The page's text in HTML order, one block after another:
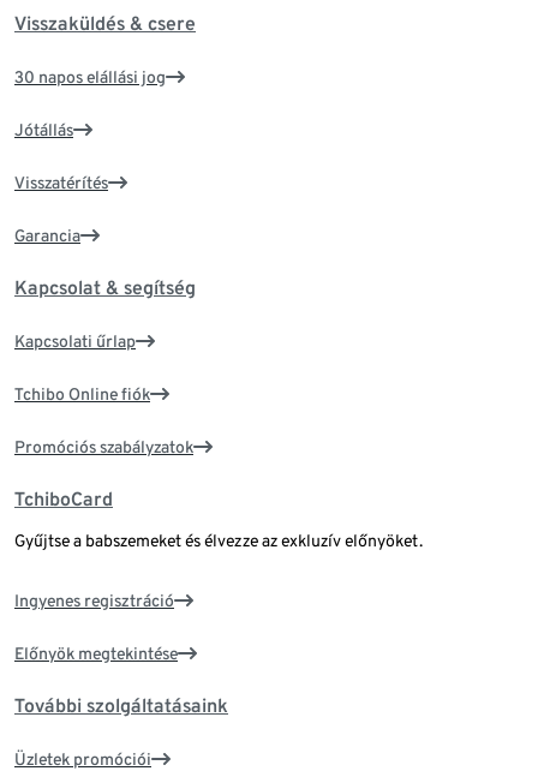
Visszaküldés & csere
30 napos elállási jog
Jótállás
Visszatérítés
Garancia
Kapcsolat & segítség
Kapcsolati űrlap
Tchibo Online fiók
Promóciós szabályzatok
TchiboCard
Gyűjtse a babszemeket és élvezze az exkluzív előnyöket.
Ingyenes regisztráció
Előnyök megtekintése
További szolgáltatásaink
Üzletek promóciói